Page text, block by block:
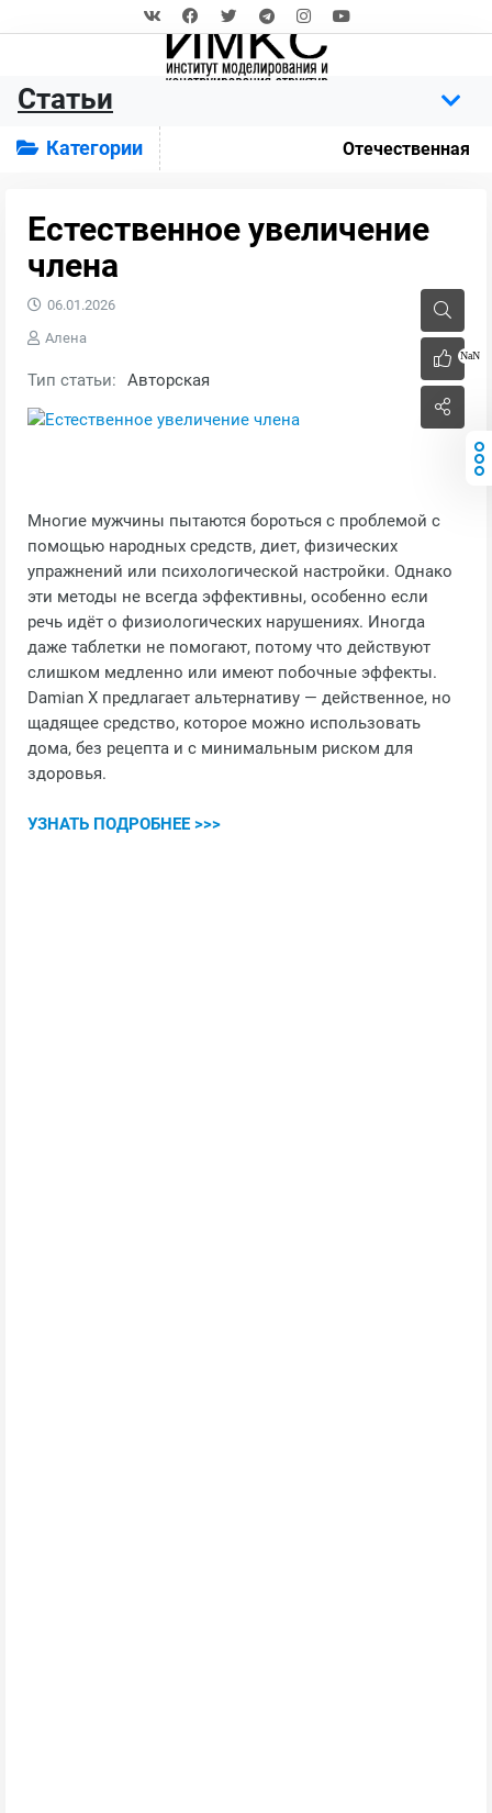
Статьи
Категории Отечественная
Естественное увеличение
члена
NaN
06.01.2026
Алена
Тип статьи: Авторская
Многие мужчины пытаются бороться с проблемой с
помощью народных средств, диет, физических
упражнений или психологической настройки. Однако
эти методы не всегда эффективны, особенно если
речь идёт о физиологических нарушениях. Иногда
даже таблетки не помогают, потому что действуют
слишком медленно или имеют побочные эффекты.
Damian X предлагает альтернативу — действенное, но
щадящее средство, которое можно использовать
дома, без рецепта и с минимальным риском для
здоровья.
УЗНАТЬ ПОДРОБНЕЕ >>>